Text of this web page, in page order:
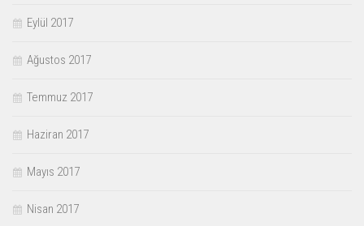
Eylül 2017
Ağustos 2017
Temmuz 2017
Haziran 2017
Mayıs 2017
Nisan 2017